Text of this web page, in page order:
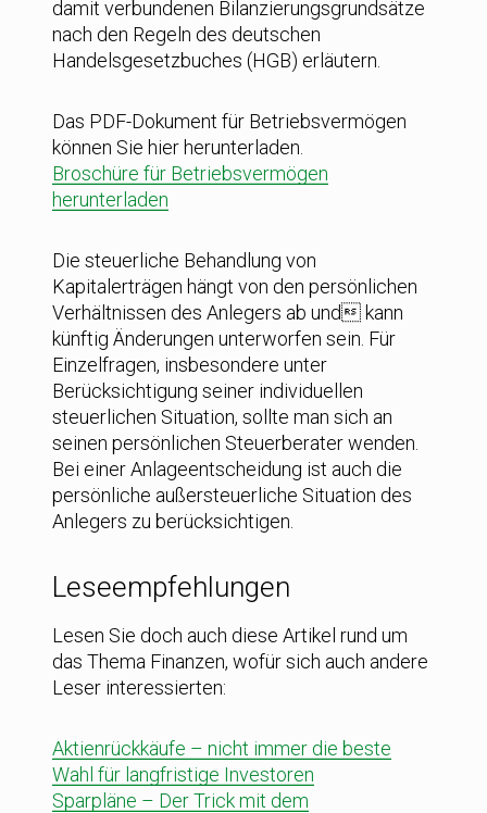
damit verbundenen Bilanzierungsgrundsätze
nach den Regeln des deutschen
Handelsgesetzbuches (HGB) erläutern.
Das PDF-Dokument für Betriebsvermögen
können Sie hier herunterladen.
Broschüre für Betriebsvermögen
herunterladen
Die steuerliche Behandlung von
Kapitalerträgen hängt von den persönlichen
Verhältnissen des Anlegers ab und kann
künftig Änderungen unterworfen sein. Für
Einzelfragen, insbesondere unter
Berücksichtigung seiner individuellen
steuerlichen Situation, sollte man sich an
seinen persönlichen Steuerberater wenden.
Bei einer Anlageentscheidung ist auch die
persönliche außersteuerliche Situation des
Anlegers zu berücksichtigen.
Leseempfehlungen
Lesen Sie doch auch diese Artikel rund um
das Thema Finanzen, wofür sich auch andere
Leser interessierten:
Aktienrückkäufe – nicht immer die beste
Wahl für langfristige Investoren
Sparpläne – Der Trick mit dem